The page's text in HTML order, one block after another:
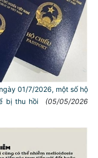
01/7/2026, một số hộ
bị thu hồi
(05/05/2026